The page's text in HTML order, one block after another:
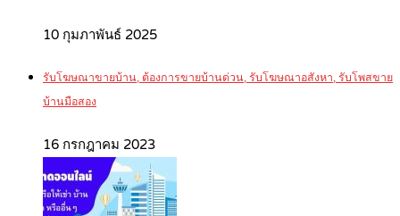
10 กุมภาพันธ์ 2025
รับโฆษณาขายบ้าน, ต้องการขายบ้านด่วน, รับโฆษณาอสังหา, รับโพสขาย
บ้านมือสอง
16 กรกฎาคม 2023